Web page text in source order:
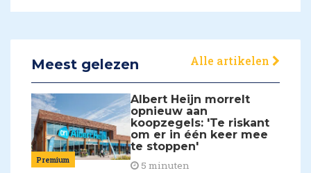
Meest gelezen Alle artikelen
Premium
Albert Heijn morrelt
opnieuw aan
koopzegels: 'Te riskant
om er in één keer mee
te stoppen'
5 minuten